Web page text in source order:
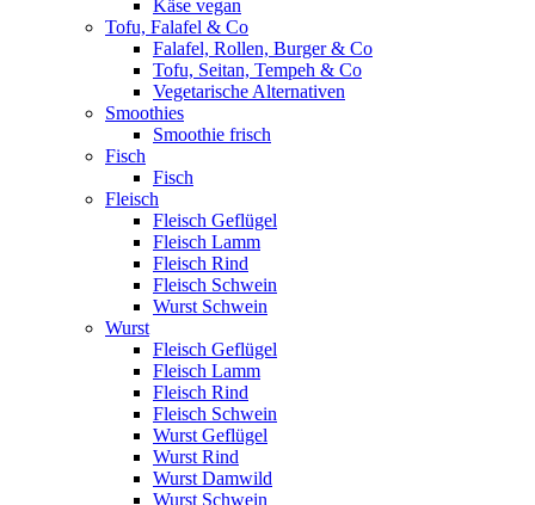
Käse vegan
Tofu, Falafel & Co
Falafel, Rollen, Burger & Co
Tofu, Seitan, Tempeh & Co
Vegetarische Alternativen
Smoothies
Smoothie frisch
Fisch
Fisch
Fleisch
Fleisch Geflügel
Fleisch Lamm
Fleisch Rind
Fleisch Schwein
Wurst Schwein
Wurst
Fleisch Geflügel
Fleisch Lamm
Fleisch Rind
Fleisch Schwein
Wurst Geflügel
Wurst Rind
Wurst Damwild
Wurst Schwein